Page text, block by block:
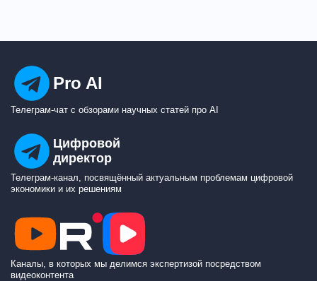
Pro AI
Телеграм-чат с обзорами научных статей про AI
Цифровой
директор
Телеграм-канал, посвящённый актуальным проблемам цифровой
экономики и их решениям
Каналы, в которых мы делимся экспертизой посредством
видеоконтента